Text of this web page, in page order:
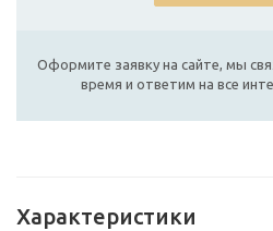
Оформите заявку на сайте, мы
время и ответим на все
Характеристики